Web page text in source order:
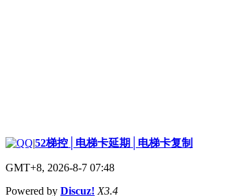
|52梯控│电梯卡延期│电梯卡复制
GMT+8, 2026-8-7 07:48
Powered by Discuz! X3.4